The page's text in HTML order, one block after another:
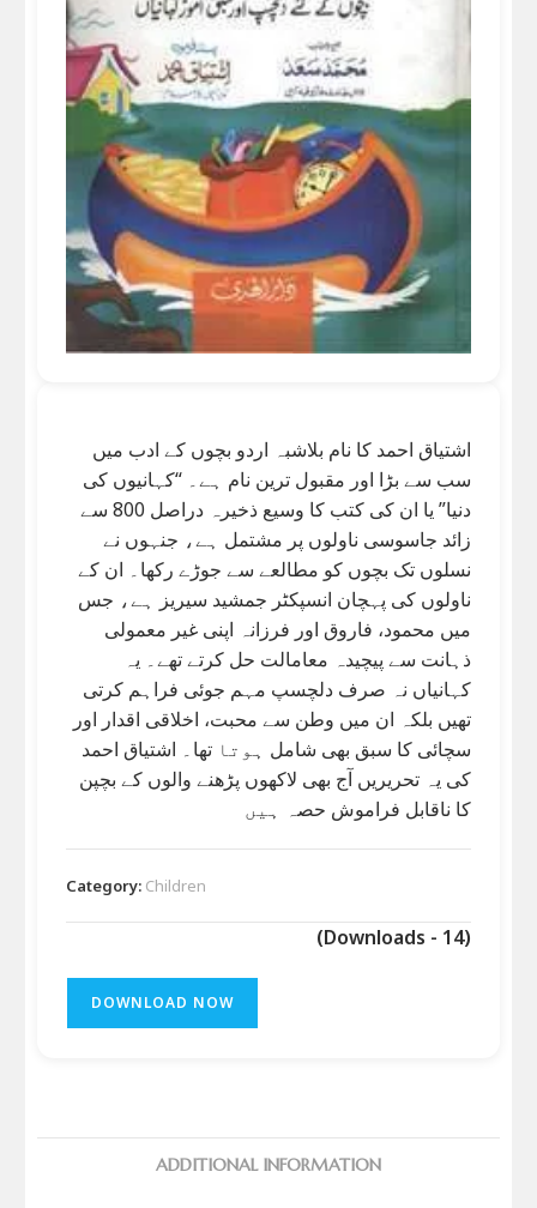
اشتیاق احمد کا نام بلاشبہ اردو بچوں کے ادب میں
سب سے بڑا اور مقبول ترین نام ہے۔ “کہانیوں کی
دنیا” یا ان کی کتب کا وسیع ذخیرہ دراصل 800 سے
زائد جاسوسی ناولوں پر مشتمل ہے، جنہوں نے
نسلوں تک بچوں کو مطالعے سے جوڑے رکھا۔ ان کے
ناولوں کی پہچان انسپکٹر جمشید سیریز ہے، جس
میں محمود، فاروق اور فرزانہ اپنی غیر معمولی
ذہانت سے پیچیدہ معامالت حل کرتے تھے۔ یہ
کہانیاں نہ صرف دلچسپ مہم جوئی فراہم کرتی
تھیں بلکہ ان میں وطن سے محبت، اخلاقی اقدار اور
سچائی کا سبق بھی شامل ہوتا تھا۔ اشتیاق احمد
کی یہ تحریریں آج بھی لاکھوں پڑھنے والوں کے بچپن
کا ناقابل فراموش حصہ ہیں
Category: Children
(Downloads - 14)
DOWNLOAD NOW
ADDITIONAL INFORMATION